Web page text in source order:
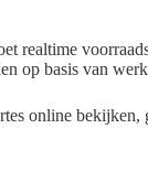
op basis van
online